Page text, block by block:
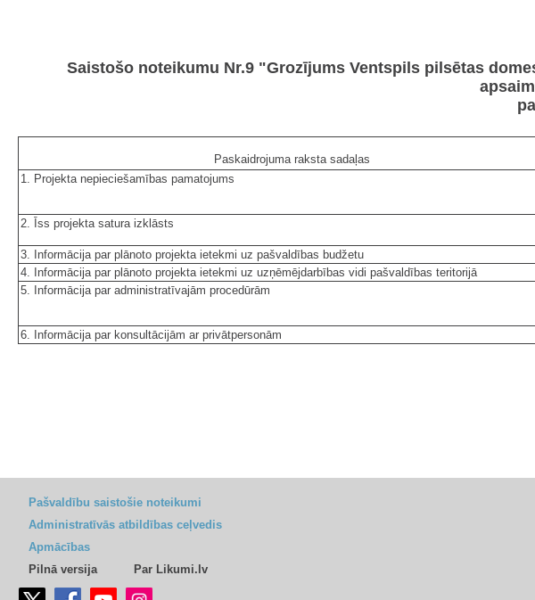
Saistošo noteikumu Nr.9 "Grozījums Ventspils pilsētas
Paskaidrojuma raksta sadaļas
1. Projekta nepieciešamības pamatojums
2. Īss projekta satura izklāsts
3. Informācija par plānoto projekta ietekmi uz pašvaldības budžetu
4. Informācija par plānoto projekta ietekmi uz uzņēmējdarbības vidi pašvaldības teritorijā
5. Informācija par administratīvajām procedūrām
6. Informācija par konsultācijām ar privātpersonām
Pašvaldību saistošie noteikumi
Administratīvās atbildības ceļvedis
Apmācības
Pilnā versija
Par Likumi.lv